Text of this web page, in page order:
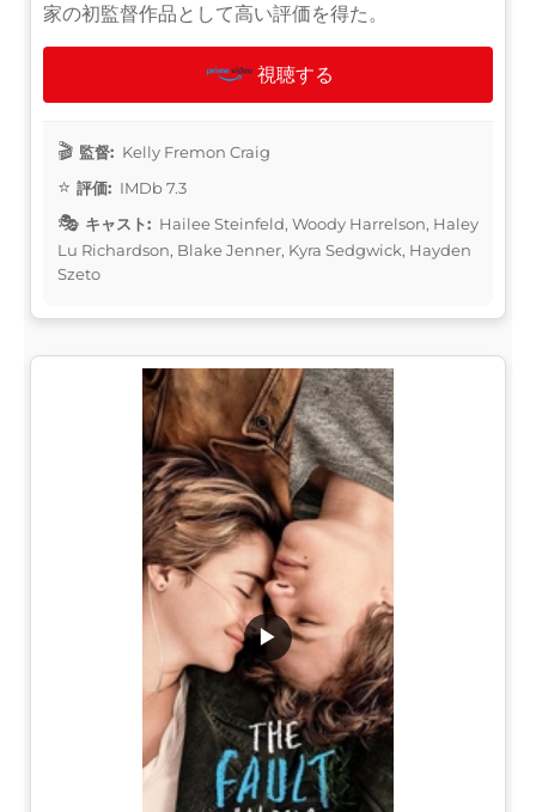
家の初監督作品として高い評価を得た。
視聴する
監督: Kelly Fremon Craig
評価: IMDb 7.3
キャスト: Hailee Steinfeld, Woody Harrelson, Haley
Lu Richardson, Blake Jenner, Kyra Sedgwick, Hayden
Szeto
▶